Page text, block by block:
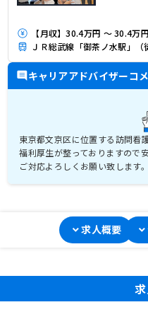
【月収】30.4万円 ～ 30.4万円
ＪＲ総武線「御茶ノ水駅」（
キャリアアドバイザーコ
東京都文京区に位置する訪問看
福利厚生が整っておりますので
ご対応よろしくお願い致します。
求人概要